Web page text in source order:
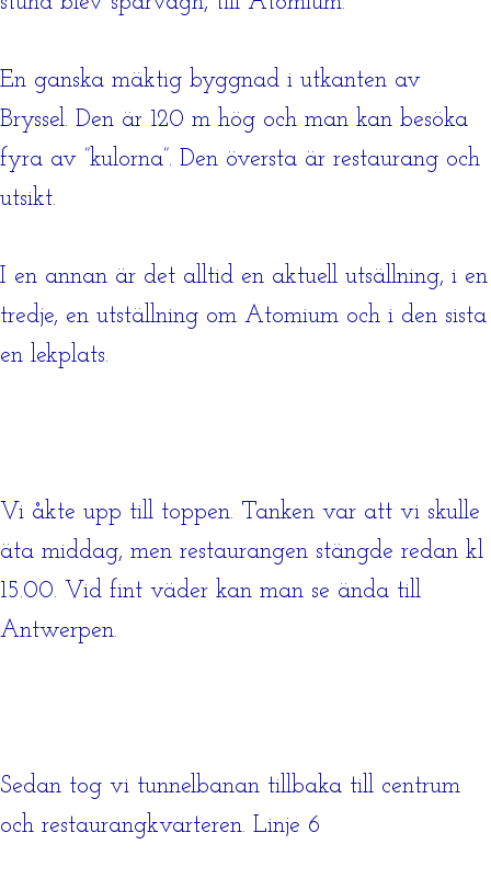
En ganska mäktig byggnad i utkanten av
Bryssel. Den är 120 m hög och man kan besöka
fyra av ”kulorna”. Den översta är restaurang och
utsikt.
I en annan är det alltid en aktuell utsällning, i en
tredje, en utställning om Atomium och i den sista
en lekplats.
Vi åkte upp till toppen. Tanken var att vi skulle
äta middag, men restaurangen stängde redan kl
15.00. Vid fint väder kan man se ända till
Antwerpen.
Sedan tog vi tunnelbanan tillbaka till centrum
och restaurangkvarteren. Linje 6